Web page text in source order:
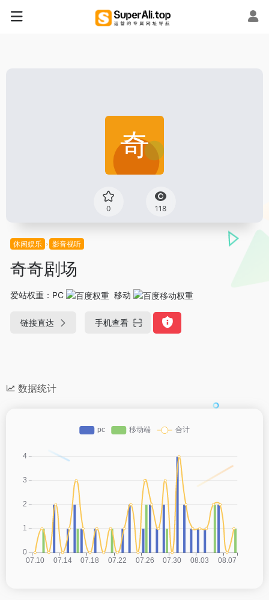
0 118
休闲娱乐 影音视听
奇奇剧场
爱站权重： PC 移动
链接直达 手机查看
数据统计